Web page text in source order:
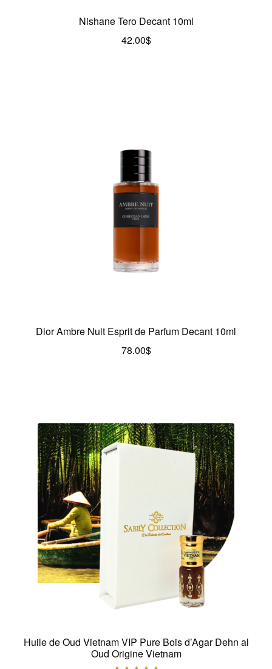
Nishane Tero Decant 10ml
42.00$
Dior Ambre Nuit Esprit de Parfum Decant 10ml
78.00$
Huile de Oud Vietnam VIP Pure Bois d’Agar Dehn al
Oud Origine Vietnam